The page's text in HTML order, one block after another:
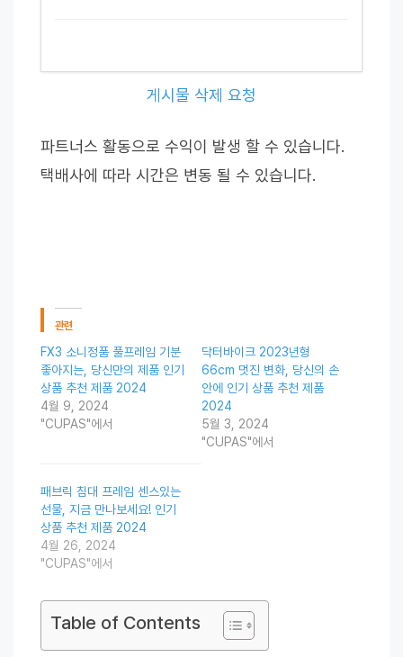
게시물 삭제 요청
파트너스 활동으로 수익이 발생 할 수 있습니다.
택배사에 따라 시간은 변동 될 수 있습니다.
관련
FX3 소니정품 풀프레임 기분
좋아지는, 당신만의 제품 인기
상품 추천 제품 2024
4월 9, 2024
"CUPAS"에서
닥터바이크 2023년형
66cm 멋진 변화, 당신의 손
안에 인기 상품 추천 제품
2024
5월 3, 2024
"CUPAS"에서
패브릭 침대 프레임 센스있는
선물, 지금 만나보세요! 인기
상품 추천 제품 2024
4월 26, 2024
"CUPAS"에서
Table of Contents